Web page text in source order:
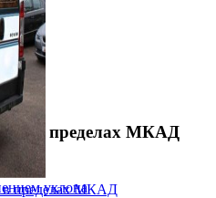
в пределах МКАД